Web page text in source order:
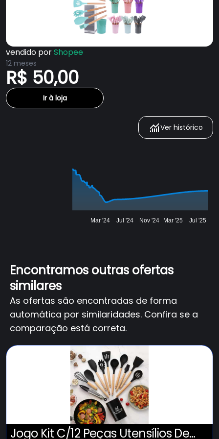
vendido porShopee
12 meses
R$ 50,00
Ir à loja
Ver histórico
Mar '24 Jul '24 Nov '24 Mar '25 Jul '25
Encontramos outras ofertas
similares
As ofertas são encontradas de forma
automática por similaridades. Confira se a
comparação está correta.
Jogo Kit C/12 Peças Utensílios De